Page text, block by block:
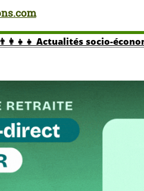
👨‍👩‍👧‍👧 Actualités socio-